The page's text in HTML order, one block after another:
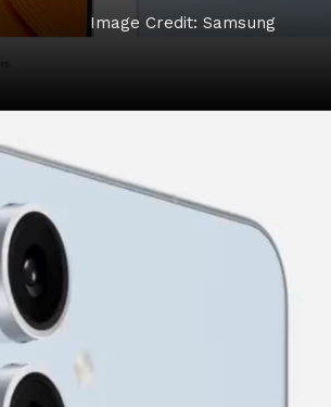
Image Credit: Samsung